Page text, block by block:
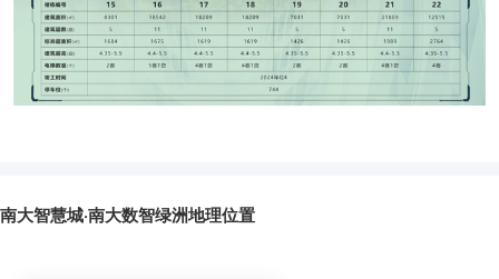
南大智慧城·南大数智绿洲地理位置